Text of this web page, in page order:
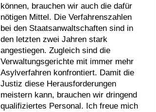
können, brauchen wir auch die dafür
nötigen Mittel. Die Verfahrenszahlen
bei den Staatsanwaltschaften sind in
den letzten zwei Jahren stark
angestiegen. Zugleich sind die
Verwaltungsgerichte mit immer mehr
Asylverfahren konfrontiert. Damit die
Justiz diese Herausforderungen
meistern kann, brauchen wir dringend
qualifiziertes Personal. Ich freue mich